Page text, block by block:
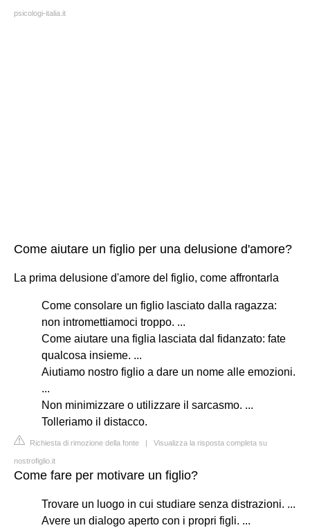
psicologi-italia.it
Come aiutare un figlio per una delusione d'amore?
La prima delusione d'amore del figlio, come affrontarla
Come consolare un figlio lasciato dalla ragazza:
non intromettiamoci troppo. ...
Come aiutare una figlia lasciata dal fidanzato: fate
qualcosa insieme. ...
Aiutiamo nostro figlio a dare un nome alle emozioni.
...
Non minimizzare o utilizzare il sarcasmo. ...
Tolleriamo il distacco.
Richiesta di rimozione della fonte | Visualizza la risposta completa su
nostrofiglio.it
Come fare per motivare un figlio?
Trovare un luogo in cui studiare senza distrazioni. ...
Avere un dialogo aperto con i propri figli. ...